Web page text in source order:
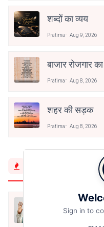
शब्दों का व्यय
Pratima Aug 9, 2026
बाजार रोजगार का
Pratima Aug 8, 2026
शहर की सड़क
Pratima Aug 8, 2026
मैं शून्य पे सवार हूँ
Sign in to